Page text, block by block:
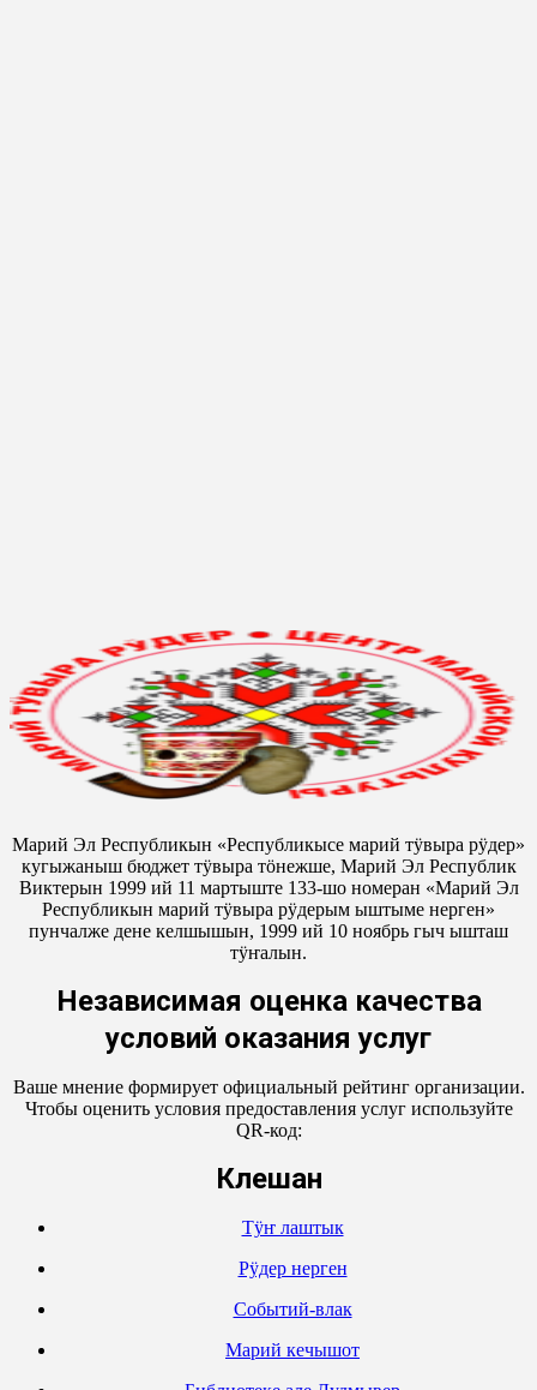
Марий Эл Республикын «Республикысе марий тӱвыра рӱдер»
кугыжаныш бюджет тӱвыра тӧнежше, Марий Эл Республик
Виктерын 1999 ий 11 мартыште 133-шо номеран «Марий Эл
Республикын марий тӱвыра рӱдерым ыштыме нерген»
пунчалже дене келшышын, 1999 ий 10 ноябрь гыч ышташ
тӱҥалын.
Независимая оценка качества
условий оказания услуг
Ваше мнение формирует официальный рейтинг организации.
Чтобы оценить условия предоставления услуг используйте
QR-код:
Кӱлешан
Тӱҥ лаштык
Рӱдер нерген
Событий-влак
Марий кечышот